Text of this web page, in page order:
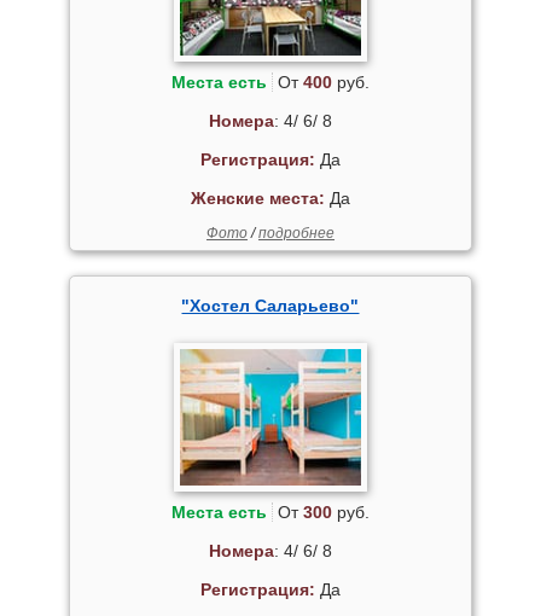
Места есть От400руб.
Номера: 4/ 6/ 8
Регистрация: Да
Женские места: Да
Фото/подробнее
"Хостел Саларьево"
Места есть От300руб.
Номера: 4/ 6/ 8
Регистрация: Да